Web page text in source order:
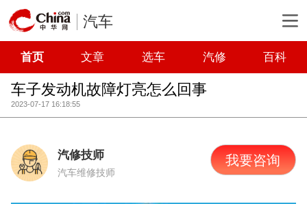
汽车
首页 文章 选车 汽修 百科
车子发动机故障灯亮怎么回事
2023-07-17 16:18:55
汽修技师
汽车维修技师
我要咨询